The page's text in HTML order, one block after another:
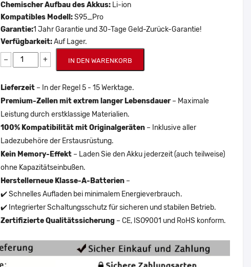
Chemischer Aufbau des Akkus: Li-ion
Kompatibles Modell:S95_Pro
Garantie:1 Jahr Garantie und 30-Tage Geld-Zurück-Garantie!
Verfügbarkeit:Auf Lager.
− + IN DEN WARENKORB
Lieferzeit – In der Regel 5 - 15 Werktage.
Premium-Zellen mit extrem langer Lebensdauer– Maximale
Leistung durch erstklassige Materialien.
100% Kompatibilität mit Originalgeräten – Inklusive aller
Ladezubehöre der Erstausrüstung.
Kein Memory-Effekt – Laden Sie den Akku jederzeit (auch teilweise)
ohne Kapazitätseinbußen.
Herstellerneue Klasse-A-Batterien –
✔️ Schnelles Aufladen bei minimalem Energieverbrauch.
✔️ Integrierter Schaltungsschutz für sicheren und stabilen Betrieb.
Zertifizierte Qualitätssicherung – CE, ISO9001 und RoHS konform.